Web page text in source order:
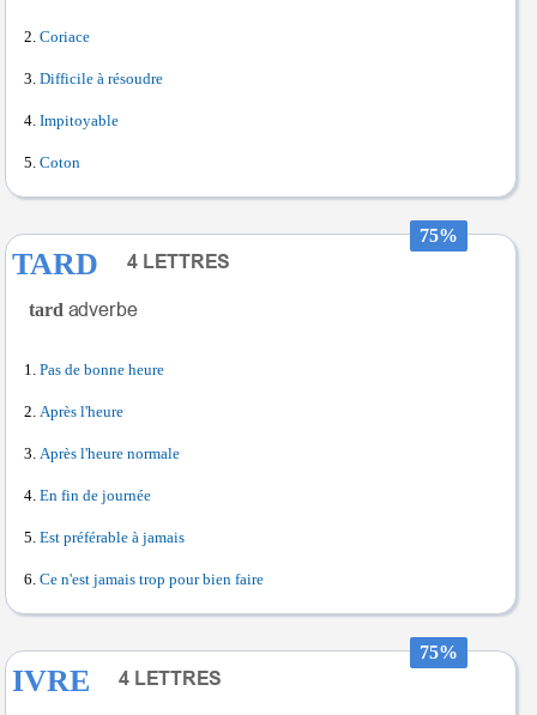
Coriace
Difficile à résoudre
Impitoyable
Coton
75%
TARD
tard
Pas de bonne heure
Après l'heure
Après l'heure normale
En fin de journée
Est préférable à jamais
Ce n'est jamais trop pour bien faire
75%
IVRE